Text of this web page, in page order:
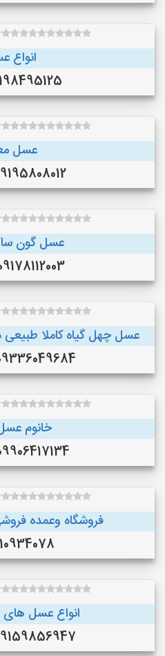
انواع
09198495125
عسل
09195808012
عسل گون
09178112003
عسل چهل گیاه کاملا
09336049684
خانوم
09906417134
فروشگاه وعمده
()
انواع عسل
09159856947